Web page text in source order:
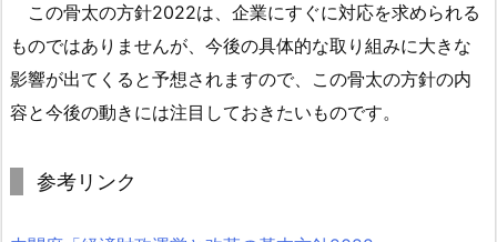
考
リ
ン
ク
5.
この骨太の方針2022は、企業にすぐに対応を求められる
ものではありませんが、今後の具体的な取り組みに大きな
影響が出てくると予想されますので、この骨太の方針の内
容と今後の動きには注目しておきたいものです。
参考リンク